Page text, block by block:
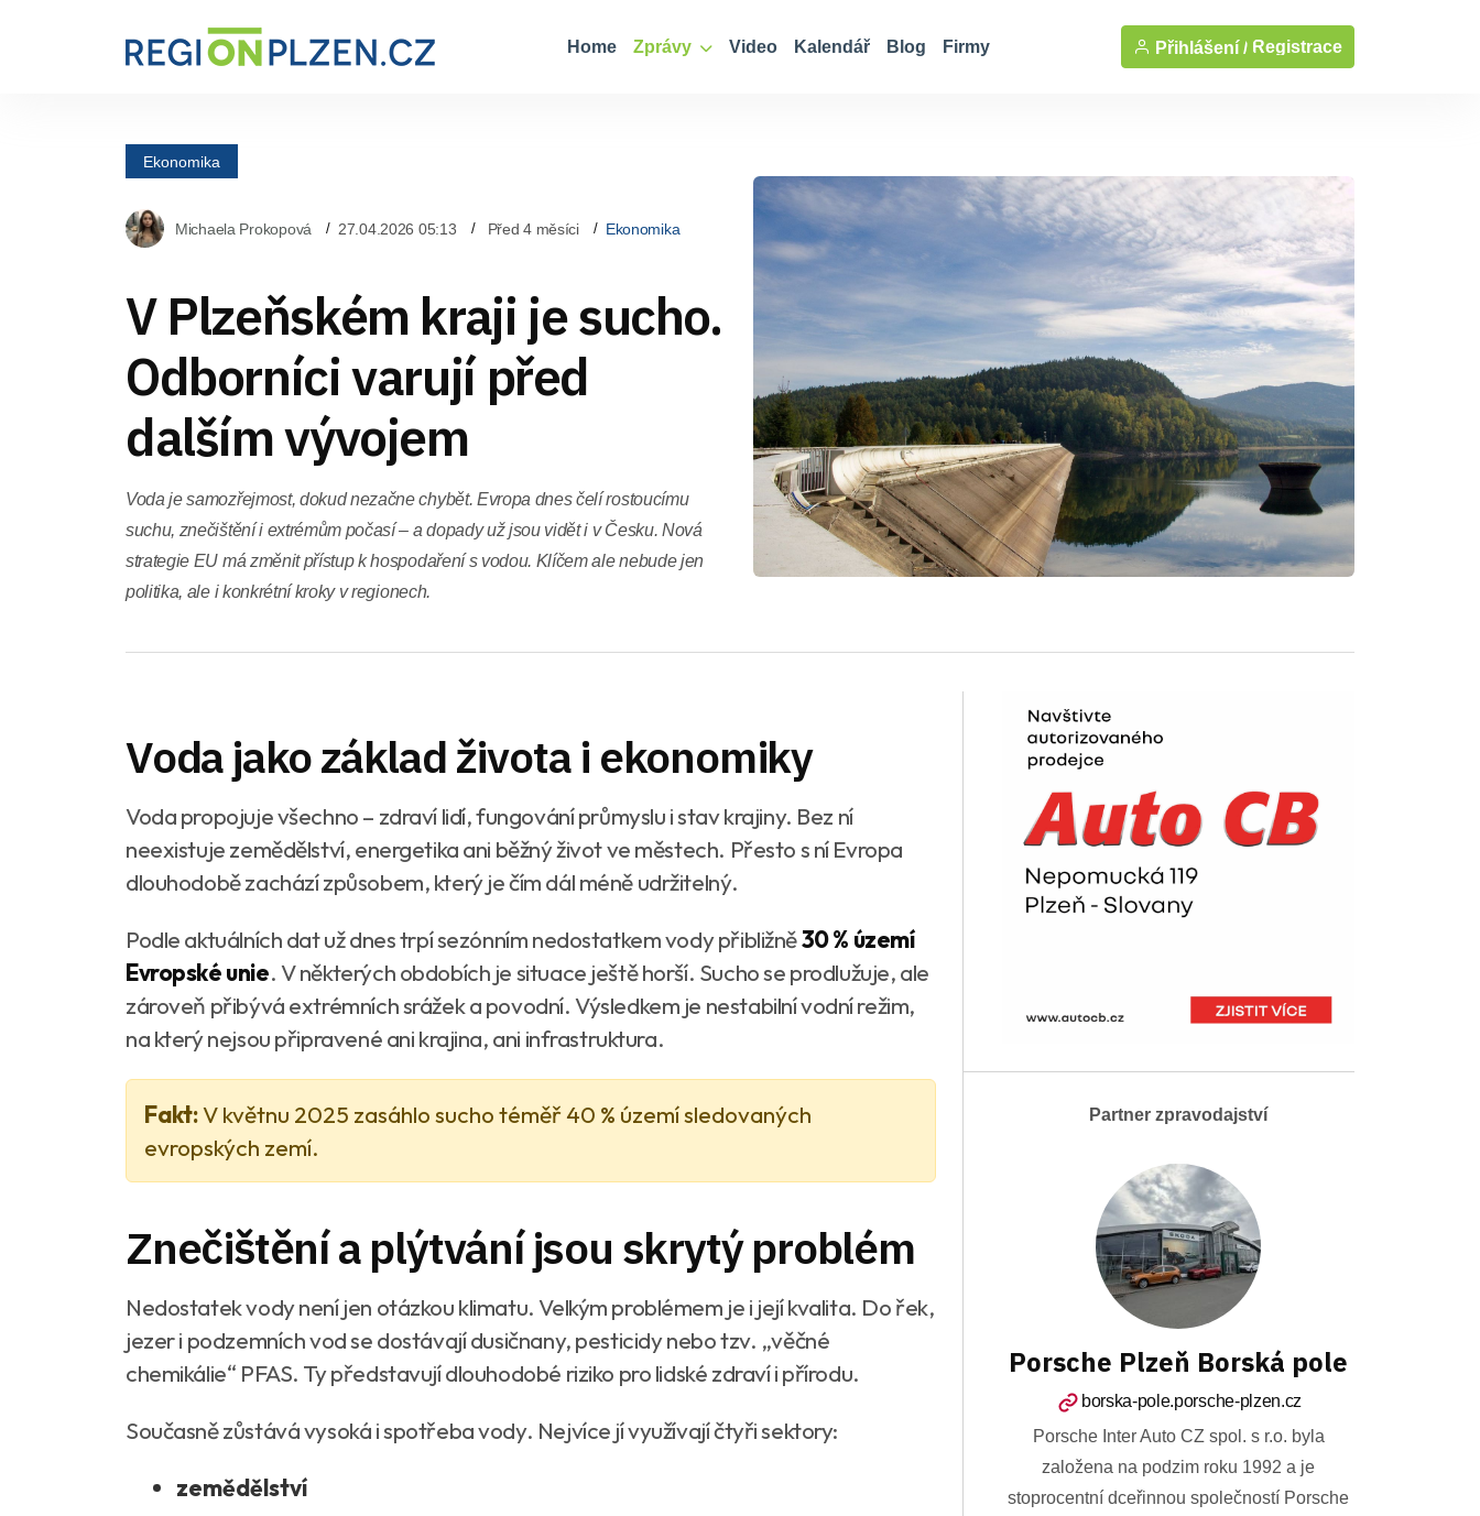
Home Zprávy Video Kalendář Blog Firmy Přihlášení / Registrace
Ekonomika
Michaela Prokopová 27.04.2026 05:13 Před 4 měsíci Ekonomika
V Plzeňském kraji je sucho.
Odborníci varují před
dalším vývojem
Voda je samozřejmost, dokud nezačne chybět. Evropa dnes čelí rostoucímu
suchu, znečištění i extrémům počasí – a dopady už jsou vidět i v Česku. Nová
strategie EU má změnit přístup k hospodaření s vodou. Klíčem ale nebude jen
politika, ale i konkrétní kroky v regionech.
Voda jako základ života i ekonomiky
Voda propojuje všechno – zdraví lidí, fungování průmyslu i stav krajiny. Bez ní
neexistuje zemědělství, energetika ani běžný život ve městech. Přesto s ní Evropa
dlouhodobě zachází způsobem, který je čím dál méně udržitelný.
Podle aktuálních dat už dnes trpí sezónním nedostatkem vody přibližně30 % území
Evropské unie. V některých obdobích je situace ještě horší. Sucho se prodlužuje, ale
zároveň přibývá extrémních srážek a povodní. Výsledkem je nestabilní vodní režim,
na který nejsou připravené ani krajina, ani infrastruktura.
Fakt:V květnu 2025 zasáhlo sucho téměř 40 % území sledovaných
evropských zemí.
Znečištění a plýtvání jsou skrytý problém
Nedostatek vody není jen otázkou klimatu. Velkým problémem je i její kvalita. Do řek,
jezer i podzemních vod se dostávají dusičnany, pesticidy nebo tzv. „věčné
chemikálie“ PFAS. Ty představují dlouhodobé riziko pro lidské zdraví i přírodu.
Současně zůstává vysoká i spotřeba vody. Nejvíce jí využívají čtyři sektory:
zemědělství
Partner zpravodajství
Porsche Plzeň Borská pole
borska-pole.porsche-plzen.cz
Porsche Inter Auto CZ spol. s r.o. byla
založena na podzim roku 1992 a je
stoprocentní dceřinnou společností Porsche